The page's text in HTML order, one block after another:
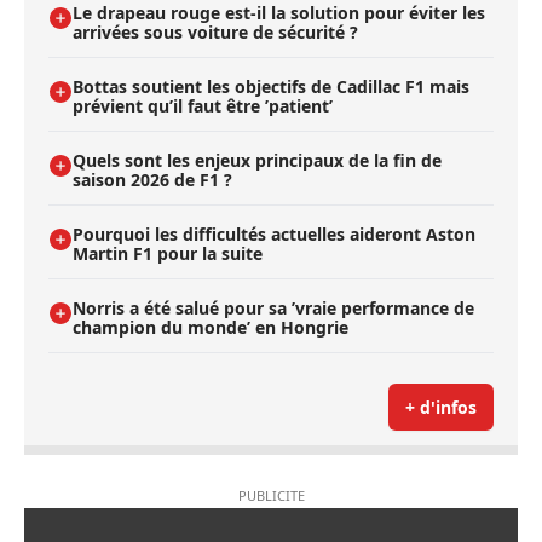
Le drapeau rouge est-il la solution pour éviter les
arrivées sous voiture de sécurité ?
Bottas soutient les objectifs de Cadillac F1 mais
prévient qu’il faut être ’patient’
Quels sont les enjeux principaux de la fin de
saison 2026 de F1 ?
Pourquoi les difficultés actuelles aideront Aston
Martin F1 pour la suite
Norris a été salué pour sa ’vraie performance de
champion du monde’ en Hongrie
+ d'infos